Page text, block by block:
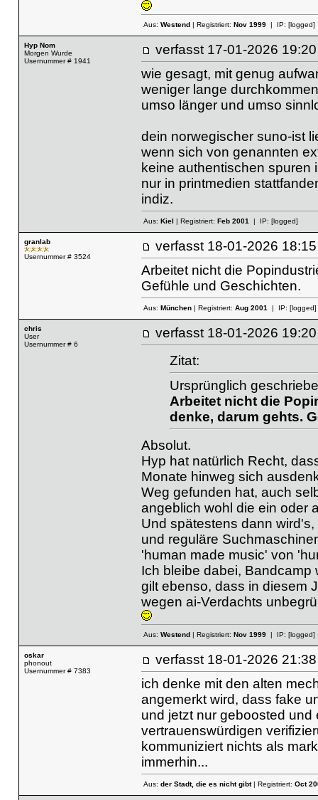
Aus: Westend| Registriert: Nov 1999| IP: [logged]
Hyp Nom
Morgen Wurde
Usernummer # 1941
verfasst 17-01-2026
wie gesagt, mit genug
weniger lange
umso länger und umso
dein norwegischer suno-ist
wenn sich von genannten
keine authentischen spuren
nur in printmedien
indiz.
Aus: Kiel | Registriert: Feb 2001| IP: [logged]
granlab
Usernummer # 3524
verfasst 18-01-2026
Arbeitet nicht die
Gefühle und Geschichten.
Aus: München| Registriert: Aug 2001| IP: [logged]
chris
User
Usernummer # 6
verfasst 18-01-2026
Zitat:
Ursprünglich
Arbeitet nicht die
denke, darum gehts.
Absolut.
Hyp hat natürlich Recht,
Monate hinweg sich
Weg gefunden hat, auch
angeblich wohl die ein oder
Und spätestens dann
und reguläre
'human made music' von
Ich bleibe dabei,
gilt ebenso, dass in diesem
wegen ai-Verdachts
Aus: Westend| Registriert: Nov 1999| IP: [logged]
oskar
phonout
Usernummer # 7383
verfasst 18-01-2026
ich denke mit den alten
angemerkt wird, dass fake
und jetzt nur geboosted
vertrauenswürdigen
kommuniziert nichts als
immerhin...
Aus: der Stadt, die es nicht gibt| Registriert: Oct